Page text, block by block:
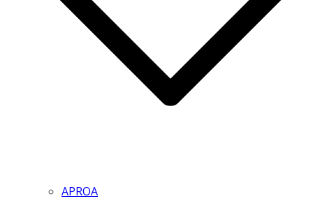
APROA